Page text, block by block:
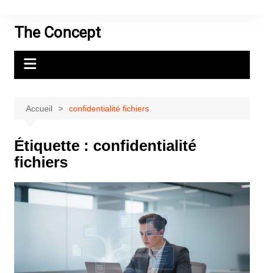
contenuThe Concept
Accueil confidentialité fichiers
Étiquette : confidentialité
fichiers